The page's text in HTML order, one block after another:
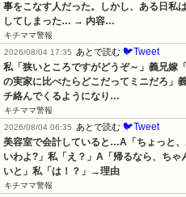
事をこなす人だった。しかし、ある日私
してしまった… → 内容…
キチママ警報
2026/08/04 17:35 あとで読む 🐦Tweet
私「狭いところですがどうぞ～」義兄嫁
の実家に比べたらどこだってミニだろ
チ絡んでくるようになり…
キチママ警報
2026/08/04 06:35 あとで読む 🐦Tweet
美容室で会計していると…A「ちょっと
いわよ?」私「え？」A「帰るなら、ち
いと」私「は！？」→理由
キチママ警報